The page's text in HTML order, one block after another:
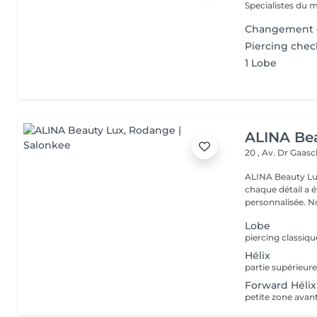
Specialistes du
Changement
Piercing
1 Lobe
ALINA
20 , Av. Dr
ALINA Beauty
chaque détail a
Lobe
Hélix
Forward Hélix